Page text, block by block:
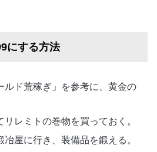
にする方法
ルド荒稼ぎ」を参考に、黄金の
レミトの巻物を買っておく。
屋に行き、装備品を鍛える。